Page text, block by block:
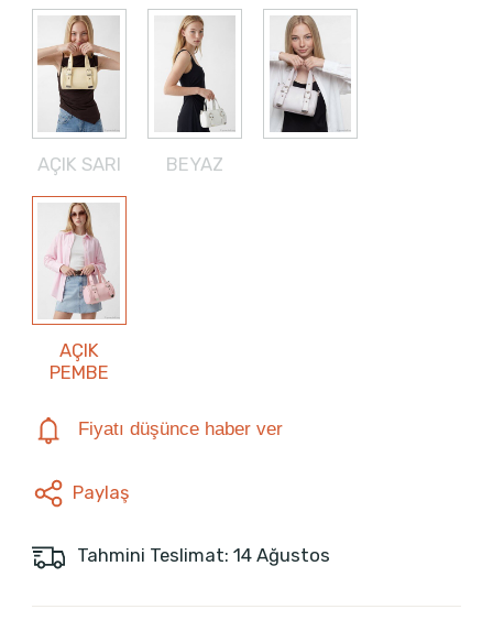
AÇIK SARI BEYAZ
AÇIK
PEMBE
Fiyatı düşünce haber ver
Paylaş
Tahmini Teslimat: 14 Ağustos